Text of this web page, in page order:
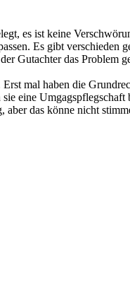
es ist keine
Es gibt verschieden
Gutachter das Problem
mal haben die
eine Umgagspflegschaft
aber das könne nicht